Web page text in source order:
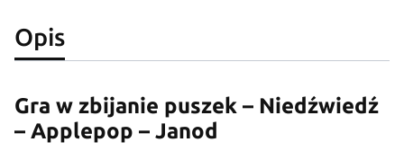
Opis
Gra w zbijanie puszek – Niedźwiedź
– Applepop – Janod